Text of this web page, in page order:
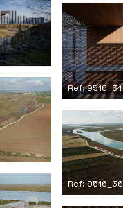
Ref: 9516_34
Ref: 9516_36